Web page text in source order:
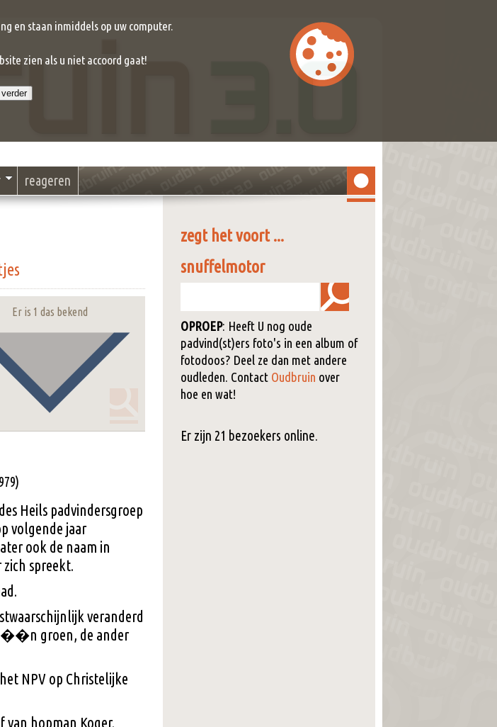
reageren
Er is 1 das bekend
Heils padvindersgroep
volgende jaar
ook de naam in
spreekt.
veranderd
��n groen, de ander
NPV op Christelijke
van hopman Koger.
zegt het voort ...
snuffelmotor
OPROEP: Heeft U nog oude
padvind(st)ers foto's in een album of
fotodoos? Deel ze dan met andere
oudleden. Contact Oudbruin over
hoe en wat!
Er zijn 21 bezoekers online.
en staan inmiddels op uw computer.
zien als u niet accoord gaat!